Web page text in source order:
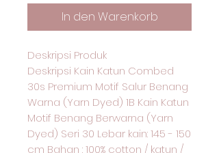
In den Warenkorb
Deskripsi Produk
Deskripsi Kain Katun Combed
30s Premium Motif Salur Benang
Warna (Yarn Dyed) 1B Kain Katun
Motif Benang Berwarna (Yarn
Dyed) Seri 30 Lebar kain: 145 - 150
cm Bahan : 100% cotton / katun /